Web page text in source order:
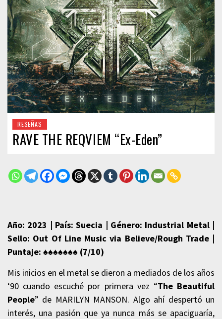
RESEÑAS
RAVE THE REQVIEM “Ex-Eden”
Año: 2023 | País: Suecia | Género: Industrial Metal |
Sello: Out Of Line Music via Believe/Rough Trade |
Puntaje: ♠♠♠♠♠♠♠ (7/10)
Mis inicios en el metal se dieron a mediados de los años
‘90 cuando escuché por primera vez “The Beautiful
People” de MARILYN MANSON. Algo ahí despertó un
interés, una pasión que ya nunca más se apaciguaría,